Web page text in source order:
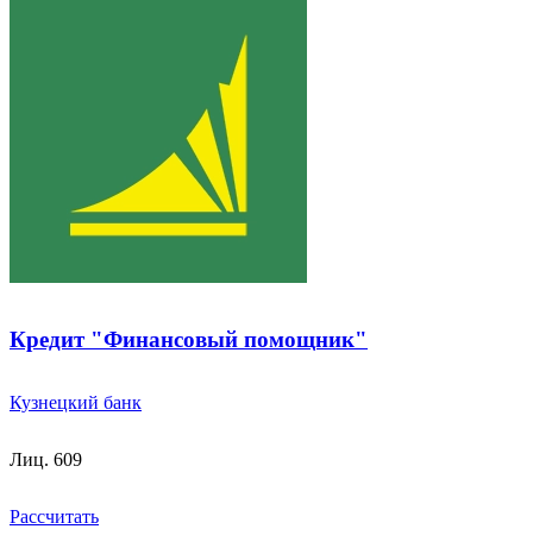
Кредит "Финансовый помощник"
Кузнецкий банк
Лиц. 609
Рассчитать